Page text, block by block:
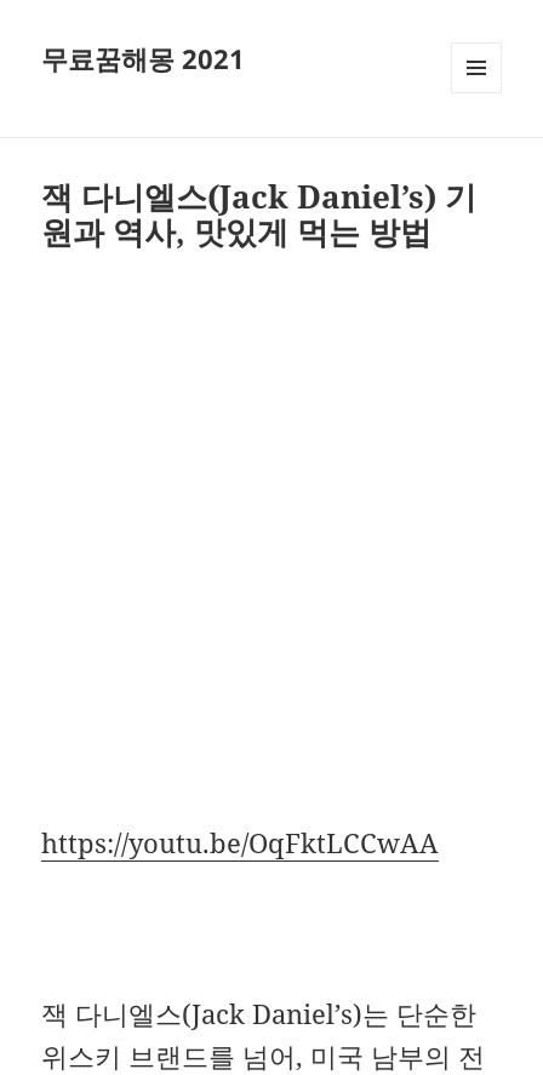
무료꿈해몽 2021
잭 다니엘스(Jack Daniel’s) 기
원과 역사, 맛있게 먹는 방법
https://youtu.be/OqFktLCCwAA
잭 다니엘스(Jack Daniel’s)는 단순한
위스키 브랜드를 넘어, 미국 남부의 전